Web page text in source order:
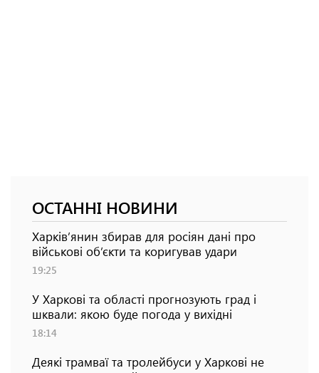
ОСТАННІ НОВИНИ
Харків’янин збирав для росіян дані про
військові об’єкти та коригував удари
19:25
У Харкові та області прогнозують град і
шквали: якою буде погода у вихідні
18:14
Деякі трамваї та тролейбуси у Харкові не